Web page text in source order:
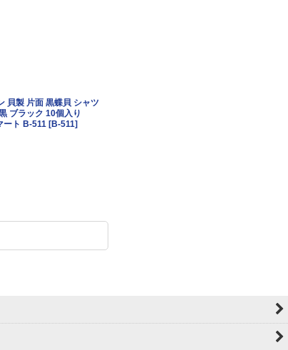
貝製 片面 黒蝶貝 シャツ
ブラック 10個入り
ート B-511 [B-511]